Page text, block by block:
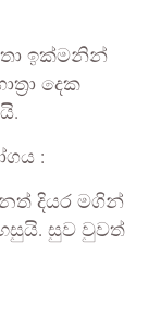
ඉක්මනින්
දෙක
:
දියර මගින්
සුව වුවත්